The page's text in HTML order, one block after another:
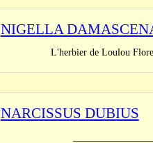
NIGELLA
L'herbier de Loulou Flore des
NARCISSUS DUBIUS